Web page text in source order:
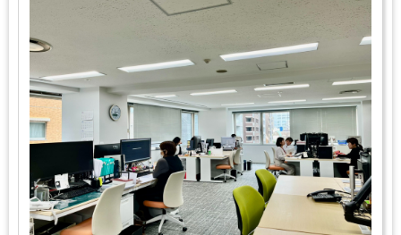
EXCELのスキルが活かせる